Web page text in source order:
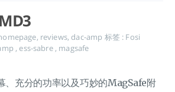
, reviews, dac-amp 标签 : Fosi
, ess-sabre , magsafe
、充分的功率以及巧妙的MagSafe附